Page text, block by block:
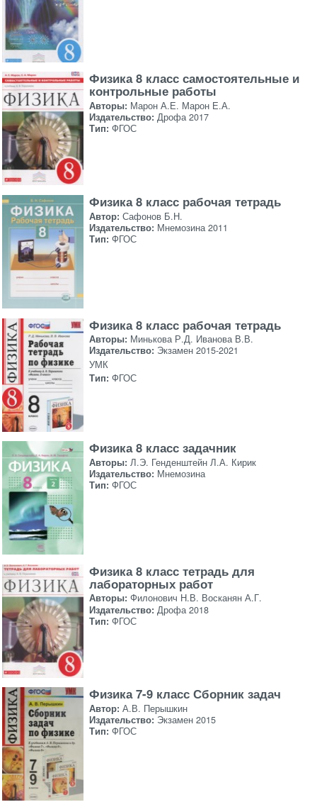
Физика 8 класс самостоятельные и
контрольные работы
Авторы: Марон А.Е. Марон Е.А.
Издательство: Дрофа 2017
Тип: ФГОС
Физика 8 класс рабочая тетрадь
Автор: Сафонов Б.Н.
Издательство: Мнемозина 2011
Тип: ФГОС
Физика 8 класс рабочая тетрадь
Авторы: Минькова Р.Д. Иванова В.В.
Издательство: Экзамен 2015-2021
УМК
Тип: ФГОС
Физика 8 класс задачник
Авторы: Л.Э. Генденштейн Л.А. Кирик
Издательство: Мнемозина
Тип: ФГОС
Физика 8 класс тетрадь для
лабораторных работ
Авторы: Филонович Н.В. Восканян А.Г.
Издательство: Дрофа 2018
Тип: ФГОС
Физика 7-9 класс Сборник задач
Автор: А.В. Перышкин
Издательство: Экзамен 2015
Тип: ФГОС